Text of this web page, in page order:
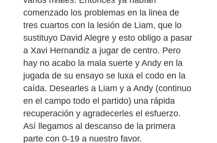
comenzado los problemas en la linea de
tres cuartos con la lesión de Liam, que lo
sustituyo David Alegre y esto obligo a pasar
a Xavi Hernandiz a jugar de centro. Pero
hay no acabo la mala suerte y Andy en la
jugada de su ensayo se luxa el codo en la
caída. Desearles a Liam y a Andy (continuo
en el campo todo el partido) una rápida
recuperación y agradecerles el esfuerzo.
Así llegamos al descanso de la primera
parte con 0-19 a nuestro favor.